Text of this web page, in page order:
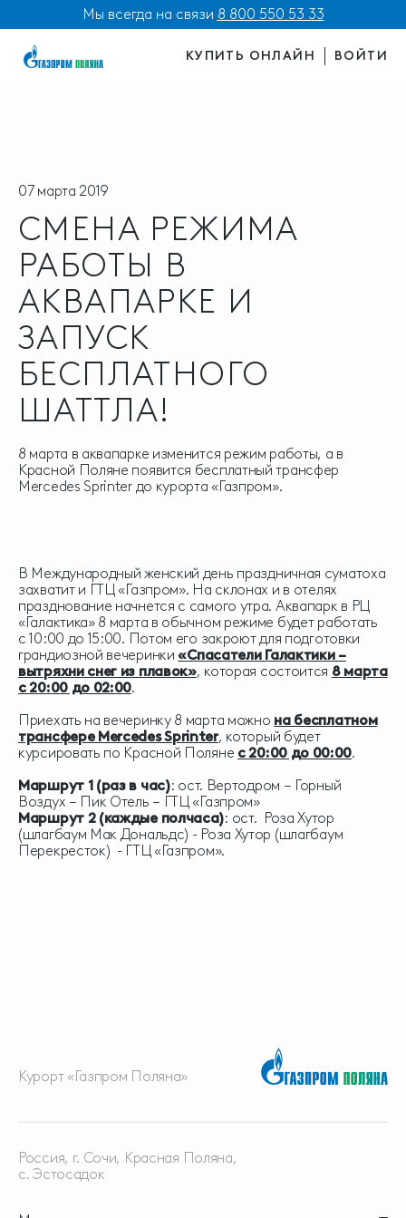
Мы всегда на связи 8 800 550 53 33
КУПИТЬ ОНЛАЙН ВОЙТИ
07 марта 2019
СМЕНА РЕЖИМА
РАБОТЫ В
АКВАПАРКЕ И
ЗАПУСК
БЕСПЛАТНОГО
ШАТТЛА!
8 марта в аквапарке изменится режим работы, а в
Красной Поляне появится бесплатный трансфер
Mercedes Sprinter до курорта «Газпром».
В Международный женский день праздничная суматоха
захватит и ГТЦ «Газпром». На склонах и в отелях
празднование начнется с самого утра. Аквапарк в РЦ
«Галактика» 8 марта в обычном режиме будет работать
с 10:00 до 15:00. Потом его закроют для подготовки
грандиозной вечеринки«Спасатели Галактики –
вытряхни снег из плавок», которая состоится 8 марта
с 20:00 до 02:00.
Приехать на вечеринку 8 марта можно на бесплатном
трансфере Mercedes Sprinter, который будет
курсировать по Красной Поляне с 20:00 до 00:00.
Маршрут 1 (раз в час): ост. Вертодром – Горный
Воздух – Пик Отель – ГТЦ «Газпром»
Маршрут 2 (каждые полчаса): ост. Роза Хутор
(шлагбаум Мак Дональдс) - Роза Хутор (шлагбаум
Перекресток) - ГТЦ «Газпром».
Курорт «Газпром Поляна»
Россия, г. Сочи, Красная Поляна,
с. Эстосадок